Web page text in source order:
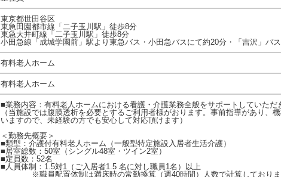
東京都世田谷区
東急田園都市線「二子玉川駅」徒歩8分
東急大井町線「二子玉川駅」徒歩8分
小田急線「成城学園前」駅より東急バス・小田急バスにて約20分・「吉沢」バ
有料老人ホーム
有料老人ホーム
■業務内容：有料老人ホームにおける看護・介護業務全般をサポートしていただ
（当施設では腹膜透析を必要とするご利用者様がおります。事前指導があり、
いますので、未経験の方でも安心して対応頂けます）
＜勤務先概要＞
■類型：介護付有料老人ホーム（一般型特定施設入居者生活介護）
■居室総数：50室（シングル48室・ツイン2室）
■定員数：52名
■人員体制：1.5対1（ご入居者1.5 名に対し職員1名）以上
※職員配置体制は満床時の常勤換算（週40時間）人数で計算しておりま